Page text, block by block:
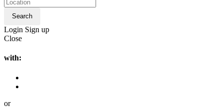
Search
Login Sign up
Close
with:
or